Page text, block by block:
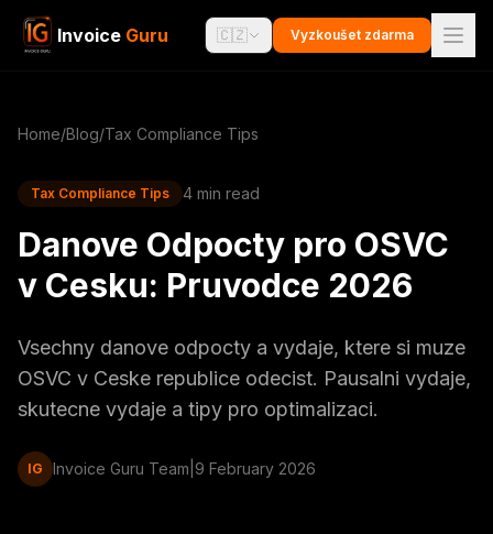
Invoice Guru 🇨🇿 Vyzkoušet zdarma
Home/Blog/Tax Compliance Tips
Tax Compliance Tips 4 min read
Danove Odpocty pro OSVC
v Cesku: Pruvodce 2026
Vsechny danove odpocty a vydaje, ktere si muze
OSVC v Ceske republice odecist. Pausalni vydaje,
skutecne vydaje a tipy pro optimalizaci.
IG Invoice Guru Team 9 February 2026